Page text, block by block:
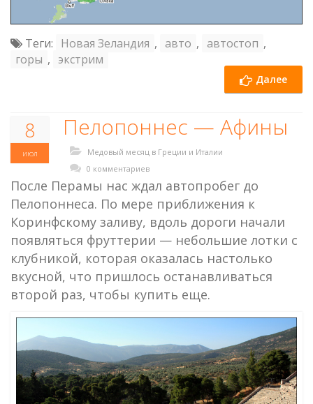
Теги: Новая Зеландия , авто , автостоп ,
горы , экстрим
Далее
8
июл
Пелопоннес — Афины
Медовый месяц в Греции и Италии
0 комментариев
После Перамы нас ждал автопробег до
Пелопоннеса. По мере приближения к
Коринфскому заливу, вдоль дороги начали
появляться фруттерии — небольшие лотки с
клубникой, которая оказалась настолько
вкусной, что пришлось останавливаться
второй раз, чтобы купить еще.